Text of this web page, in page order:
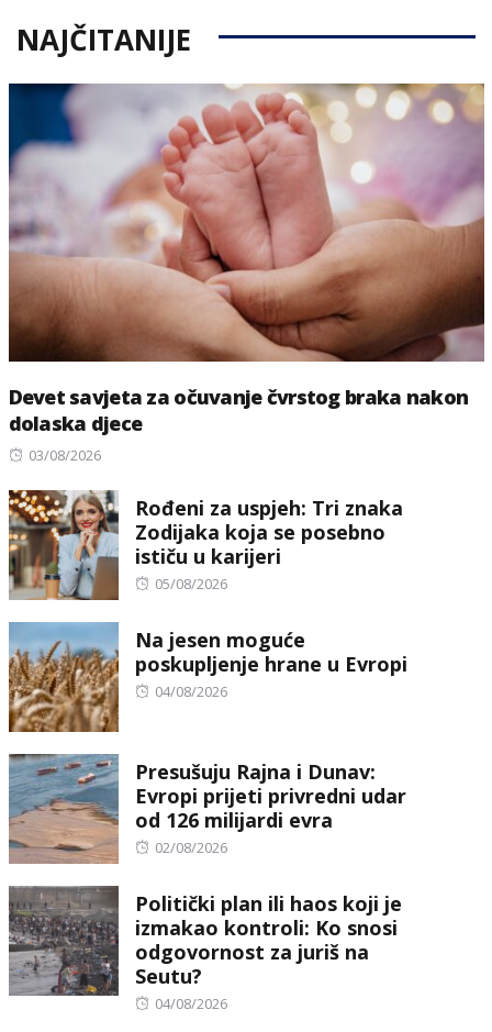
NAJČITANIJE
Devet savjeta za očuvanje čvrstog braka nakon
dolaska djece
Posted
03/08/2026
Rođeni za uspjeh: Tri znaka
Zodijaka koja se posebno
ističu u karijeri
Posted
05/08/2026
Na jesen moguće
poskupljenje hrane u Evropi
Posted
04/08/2026
Presušuju Rajna i Dunav:
Evropi prijeti privredni udar
od 126 milijardi evra
Posted
02/08/2026
Politički plan ili haos koji je
izmakao kontroli: Ko snosi
odgovornost za juriš na
Seutu?
Posted
04/08/2026